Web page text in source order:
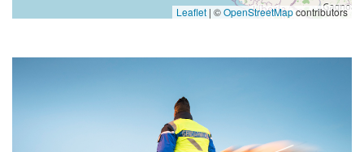
Leaflet | ©OpenStreetMapcontributors